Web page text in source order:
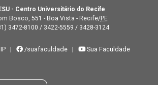
- Centro Universitário do Recife
Bosco, 551 - Boa Vista - Recife/PE
3472-8100 / 3422-5559 / 3428-3124
| /suafaculdade | Sua Faculdade